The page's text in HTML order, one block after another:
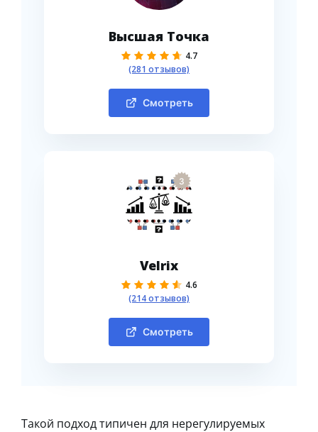
Высшая Точка
4.7
(281 отзывов)
Смотреть
3
Velrix
4.6
(214 отзывов)
Смотреть
Такой подход типичен для нерегулируемых